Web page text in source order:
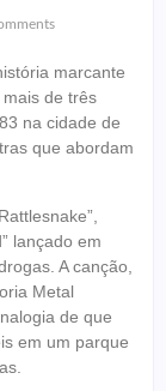
marcante
de três
na cidade de
que abordam
lançado em
A canção,
Metal
de que
em um parque